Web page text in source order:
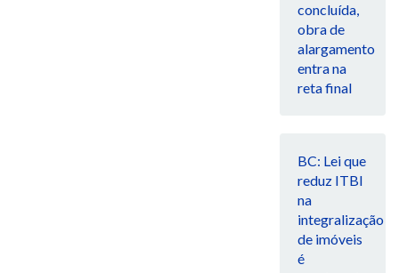
concluída,
obra de
alargamento
entra na
reta final
BC: Lei que
reduz ITBI
na
integralização
de imóveis
é